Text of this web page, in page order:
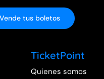
tus boletos
TicketPoint
Quienes somos